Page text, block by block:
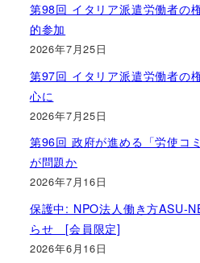
第98回 イタリア派遣労働者の
的参加
2026年7月25日
第97回 イタリア派遣労働者の
心に
2026年7月25日
第96回 政府が進める「労使コ
が問題か
2026年7月16日
保護中: NPO法人働き方ASU-
らせ [会員限定]
2026年6月16日